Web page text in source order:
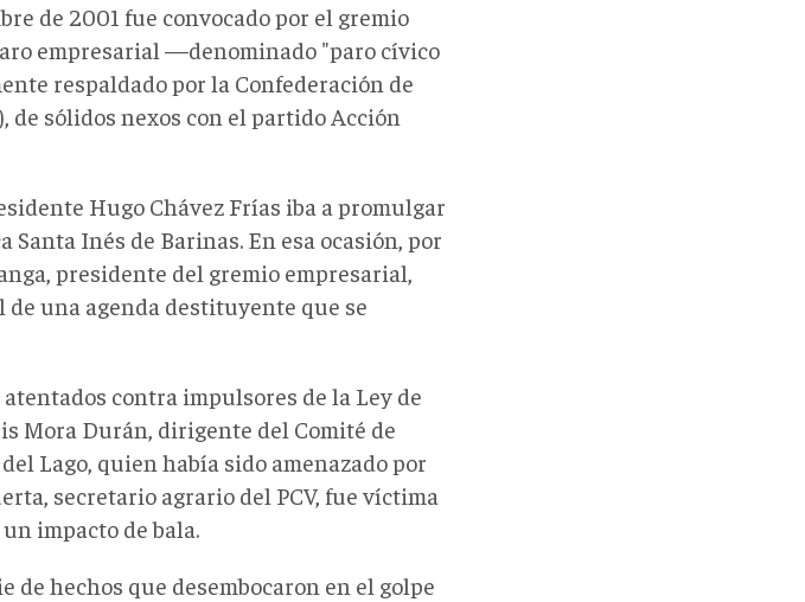
de 2001 fue convocado por el gremio
empresarial —denominado "paro cívico
respaldado por la Confederación de
de sólidos nexos con el partido Acción
Hugo Chávez Frías iba a promulgar
Inés de Barinas. En esa ocasión, por
presidente del gremio empresarial,
una agenda destituyente que se
contra impulsores de la Ley de
Mora Durán, dirigente del Comité de
Lago, quien había sido amenazado por
secretario agrario del PCV, fue víctima
impacto de bala.
de hechos que desembocaron en el golpe